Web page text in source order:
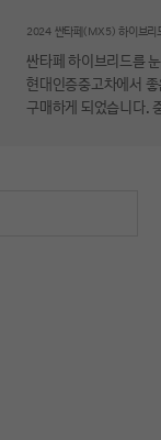
싼타페 하이브리드를
현대인증중고차에서
구매하게 되었습니다.